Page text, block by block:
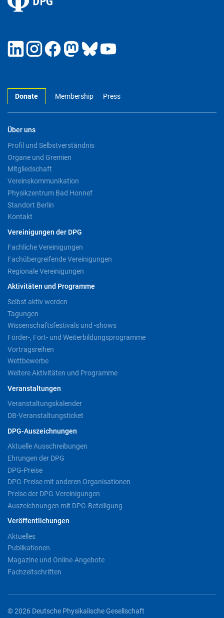
Donate Membership Press
Über uns
Profil und Selbstverständnis
Organe und Gremien
Mitgliedschaft
Vereinskommunikation
Physikzentrum Bad Honnef
Standort Berlin
Kontakt
Vereinigungen der DPG
Fachliche Vereinigungen
Fachübergreifende Vereinigungen
Regionale Vereinigungen
Aktivitäten und Programme
Selbst aktiv werden
Tagungen
Wissenschaftsfestivals und -shows
Förder-, Fort- und Weiterbildungsprogramme
Vortragsreihen
Wettbewerbe
Weitere Aktivitäten und Programme
Veranstaltungen
Veranstaltungskalender
DB-Veranstaltungsticket
DPG-Auszeichnungen
Aktuelle Ausschreibungen
Ehrungen der DPG
DPG-Preise
DPG-Preise mit anderen Organisationen
Preise der DPG-Vereinigungen
Auszeichnungen mit DPG-Beteiligung
Veröffentlichungen
Aktuelles
Publikationen
Magazine und Online-Angebote
Fachzeitschriften
© 2026 Deutsche Physikalische Gesellschaft